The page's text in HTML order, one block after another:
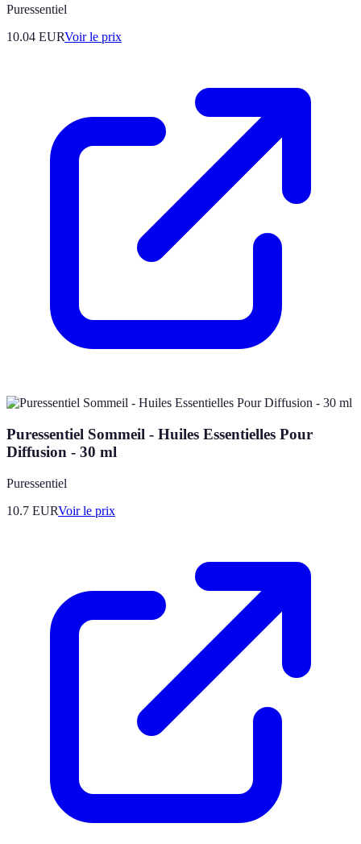
Puressentiel
10.04 EURVoir le prix
Puressentiel Sommeil - Huiles Essentielles Pour
Diffusion - 30 ml
Puressentiel
10.7 EURVoir le prix